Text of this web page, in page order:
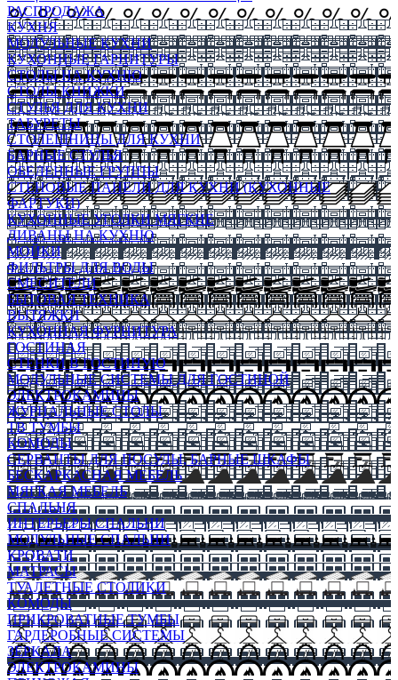
РАСПРОДАЖА
КУХНЯ
МОДУЛЬНЫЕ КУХНИ
КУХОННЫЕ ГАРНИТУРЫ
СТОЛЫ НА КУХНЮ
СТОЛЫ КНИЖКИ
СТУЛЬЯ ДЛЯ КУХНИ
ТАБУРЕТЫ
СТОЛЕШНИЦЫ ДЛЯ КУХНИ
БАРНЫЕ СТУЛЬЯ
ОБЕДЕННЫЕ ГРУППЫ
СТЕНОВЫЕ ПАНЕЛИ ДЛЯ КУХНИ (КУХОННЫЕ
ФАРТУКИ)
КУХОННЫЕ УГОЛКИ МЯГКИЕ
ДИВАНЫ НА КУХНЮ
МОЙКИ
ФИЛЬТРЫ ДЛЯ ВОДЫ
СМЕСИТЕЛИ
БЫТОВАЯ ТЕХНИКА
ВЫТЯЖКИ
КУХОННАЯ ФУРНИТУРА
ГОСТИНАЯ
СТЕНКИ В ГОСТИНУЮ
МОДУЛЬНЫЕ СИСТЕМЫ ДЛЯ ГОСТИНОЙ
ЭЛЕКТРОКАМИНЫ
ЖУРНАЛЬНЫЕ СТОЛЫ
ТВ ТУМБЫ
КОМОДЫ
СЕРВАНТЫ ДЛЯ ПОСУДЫ, БАРНЫЕ ШКАФЫ
БЕСКАРКАСНАЯ МЕБЕЛЬ
МЯГКАЯ МЕБЕЛЬ
СПАЛЬНЯ
ИНТЕРЬЕРЫ СПАЛЬНИ
МОДУЛЬНЫЕ СПАЛЬНИ
КРОВАТИ
МАТРАСЫ
ТУАЛЕТНЫЕ СТОЛИКИ
КОМОДЫ
ПРИКРОВАТНЫЕ ТУМБЫ
ГАРДЕРОБНЫЕ СИСТЕМЫ
ЗЕРКАЛА
ЭЛЕКТРОКАМИНЫ